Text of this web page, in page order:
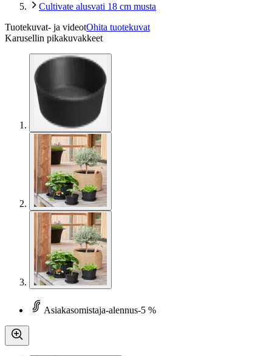
Cultivate alusvati 18 cm musta
Tuotekuvat- ja videotOhita tuotekuvat
Karusellin pikakuvakkeet
Asiakasomistaja-alennus-5 %